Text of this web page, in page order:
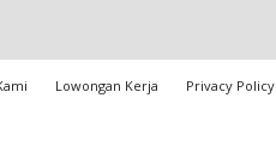
Lowongan Kerja Privacy Policy